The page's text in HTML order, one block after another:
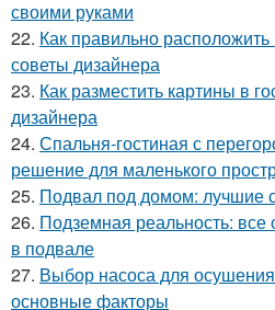
своими руками
22. Как правильно
советы дизайнера
23. Как разместить картины в
дизайнера
24. Спальня-гостиная с
решение для маленького
25. Подвал под домом: лучшие
26. Подземная реальность:
в подвале
27. Выбор насоса для
основные факторы